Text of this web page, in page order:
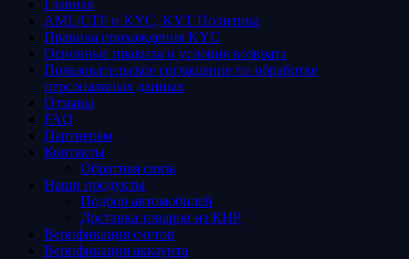
Главная
AML/CTF и KYC, KYT Политика
Правила прохождения KYC
Основные правила и условия возврата
Пользовательское соглашение по обработке
персональных данных
Отзывы
FAQ
Партнерам
Контакты
Обратная связь
Наши продукты
Подбор автомобилей
Доставка товаров из КНР
Верификация счетов
Верификация аккаунта